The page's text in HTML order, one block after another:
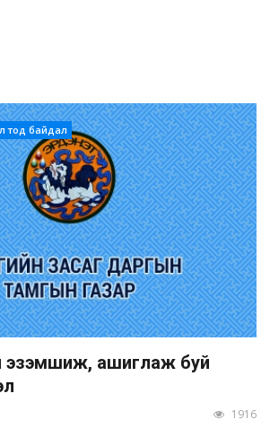
тод байдал
эзэмшиж, ашиглаж буй
1916